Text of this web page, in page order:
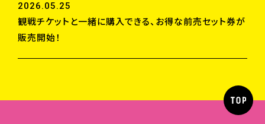
2026.05.25
観戦チケットと一緒に購入できる、お得な前売セット券が
販売開始！